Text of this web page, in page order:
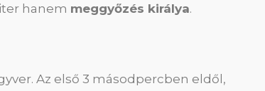
hanem meggyőzés királya.
Az első 3 másodpercben eldől,